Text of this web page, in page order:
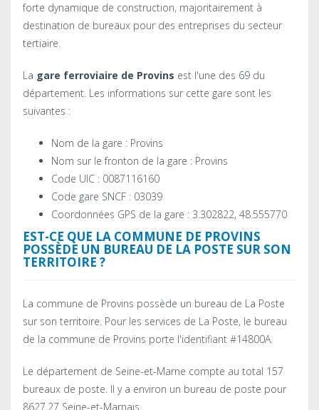
forte dynamique de construction, majoritairement à
destination de bureaux pour des entreprises du secteur
tertiaire.
La gare ferroviaire de Provins est l'une des 69 du
département. Les informations sur cette gare sont les
suivantes :
Nom de la gare : Provins
Nom sur le fronton de la gare : Provins
Code UIC : 0087116160
Code gare SNCF : 03039
Coordonnées GPS de la gare : 3.302822, 48.555770
EST-CE QUE LA COMMUNE DE PROVINS
POSSÈDE UN BUREAU DE LA POSTE SUR SON
TERRITOIRE ?
La commune de Provins possède un bureau de La Poste
sur son territoire. Pour les services de La Poste, le bureau
de la commune de Provins porte l'identifiant #14800A.
Le département de Seine-et-Marne compte au total 157
bureaux de poste. Il y a environ un bureau de poste pour
8627,27 Seine-et-Marnais.